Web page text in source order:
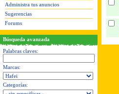
Administra tus anuncios
Sugerencias
Forums
Búsqueda avanzada
Palabras claves:
Marcas:
Categorías: